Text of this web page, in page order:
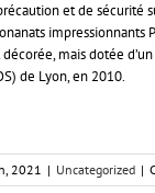
et de sécurité
mais dotée
de Lyon, en 2010.
2021 | Uncategorized |